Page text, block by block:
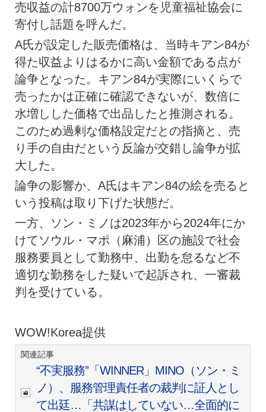
売収益の計8700万ウォンを児童福祉協会に
寄付し話題を呼んだ。
A氏が設定した販売価格は、当時キアン84が
得た収益よりはるかに高い金額である点が
論争となった。キアン84が実際にいくらで
売ったかは正確に確認できないが、数倍に
水増しした価格で出品したと推測される。
このため過剰な価格設定だとの指摘と、売
り手の自由だという反論が交錯し論争が拡
大した。
論争の影響か、A氏はキアン84の絵を売ると
いう投稿は取り下げた状態だ。
一方、ソン・ミノは2023年から2024年にか
けてソウル・マポ（麻浦）区の施設で社会
服務要員として勤務中、出勤を怠るなど不
適切な勤務をした疑いで起訴され、一審裁
判を受けている。
WOW!Korea提供
関連記事
“不実服務”「WINNER」MINO（ソン・ミ
ノ）、服務管理責任者の裁判に証人とし
て出廷…「共謀はしていない…全面的に